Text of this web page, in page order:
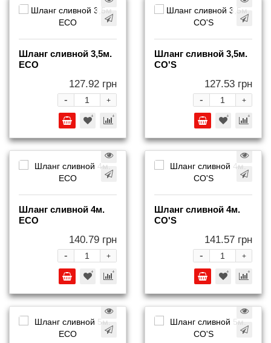
Шланг сливной 3,5м.
ECO
127.92 грн
+
-
Шланг сливной 3,5м.
СO'S
127.53 грн
+
-
Шланг сливной 4м.
ECO
140.79 грн
+
-
Шланг сливной 4м.
СO'S
141.57 грн
+
-